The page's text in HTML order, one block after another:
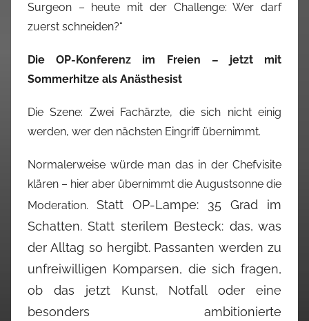
Surgeon – heute mit der Challenge: Wer darf
zuerst schneiden?“
Die OP-Konferenz im Freien – jetzt mit
Sommerhitze als Anästhesist
Die Szene: Zwei Fachärzte, die sich nicht einig
werden, wer den nächsten Eingriff übernimmt.
Normalerweise würde man das in der Chefvisite
klären – hier aber übernimmt die Augustsonne die
Moderation.
Statt OP-Lampe: 35 Grad im
Schatten. Statt sterilem Besteck: das, was
der Alltag so hergibt. Passanten werden zu
unfreiwilligen Komparsen, die sich fragen,
ob das jetzt Kunst, Notfall oder eine
besonders ambitionierte